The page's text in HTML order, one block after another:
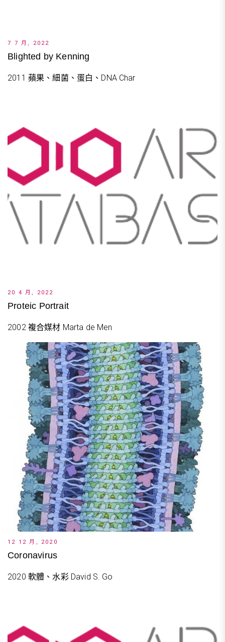
7 7 月, 2022
Blighted by Kenning
2011 蘋果、細菌、蛋白、DNA Char
20 4 月, 2022
Proteic Portrait
2002 複合媒材 Marta de Men
12 12 月, 2020
Coronavirus
2020 軟體、水彩 David S. Go